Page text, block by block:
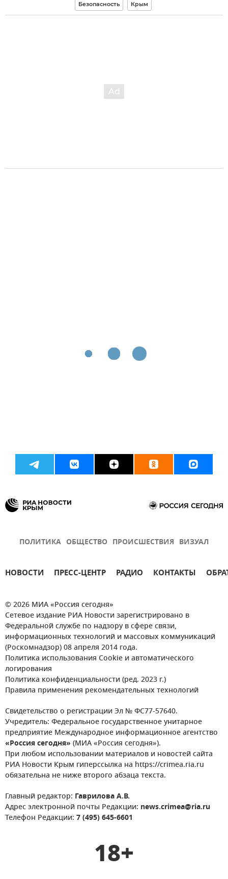
Безопасность Крым
ПОЛИТИКА ОБЩЕСТВО ПРОИСШЕСТВИЯ ВИЗУАЛ
НОВОСТИ ПРЕСС-ЦЕНТР РАДИО КОНТАКТЫ
© 2026 МИА «Россия сегодня»
Сетевое издание РИА Новости зарегистрировано в
Федеральной службе по надзору в сфере связи,
информационных технологий и массовых коммуникаций
(Роскомнадзор) 08 апреля 2014 года.
Политика использования Cookie и автоматического
логирования
Политика конфиденциальности (ред. 2023 г.)
Правила применения рекомендательных технологий
Свидетельство о регистрации Эл № ФС77-57640.
Учредитель: Федеральное государственное унитарное
предприятие Международное информационное агентство
«Россия сегодня» (МИА «Россия сегодня»).
При любом использовании материалов и новостей сайта
РИА Новости Крым гиперссылка на https://crimea.ria.ru
обязательна не ниже второго абзаца текста.
Главный редактор: Гаврилова А.В.
Адрес электронной почты Редакции: news.crimea@ria.ru
Телефон Редакции: 7 (495) 645-6601
18+